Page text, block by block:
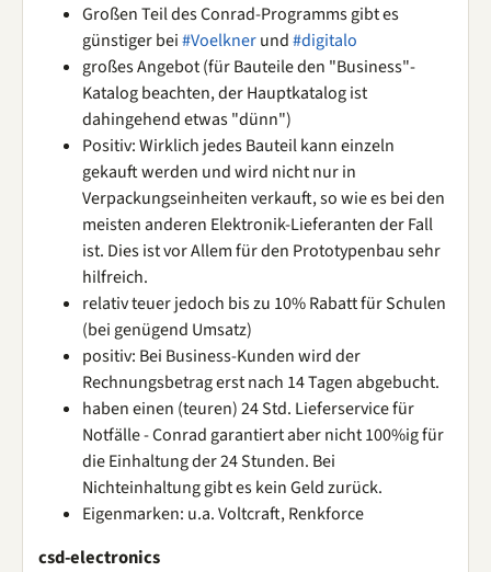
Großen Teil des Conrad-Programms gibt es
günstiger bei#Voelknerund#digitalo
großes Angebot (für Bauteile den "Business"-
Katalog beachten, der Hauptkatalog ist
dahingehend etwas "dünn")
Positiv: Wirklich jedes Bauteil kann einzeln
gekauft werden und wird nicht nur in
Verpackungseinheiten verkauft, so wie es bei den
meisten anderen Elektronik-Lieferanten der Fall
ist. Dies ist vor Allem für den Prototypenbau sehr
hilfreich.
relativ teuer jedoch bis zu 10% Rabatt für Schulen
(bei genügend Umsatz)
positiv: Bei Business-Kunden wird der
Rechnungsbetrag erst nach 14 Tagen abgebucht.
haben einen (teuren) 24 Std. Lieferservice für
Notfälle - Conrad garantiert aber nicht 100%ig für
die Einhaltung der 24 Stunden. Bei
Nichteinhaltung gibt es kein Geld zurück.
Eigenmarken: u.a. Voltcraft, Renkforce
csd-electronics